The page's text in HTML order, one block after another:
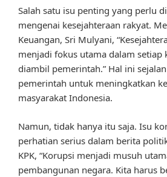
Salah satu isu penting yang perlu
mengenai kesejahteraan rakyat.
Keuangan, Sri Mulyani,
menjadi fokus utama dalam setiap
diambil pemerintah.” Hal ini
pemerintah untuk meningkatkan
masyarakat Indonesia.
Namun, tidak hanya itu saja. Isu
perhatian serius dalam berita
KPK, “Korupsi menjadi musuh
pembangunan negara. Kita harus